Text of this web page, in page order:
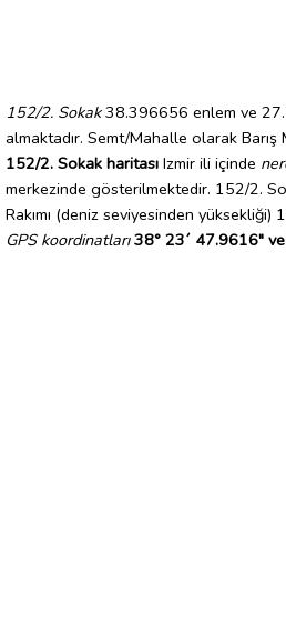
152/2. Sokak38.396656 enlem ve
almaktadır. Semt/Mahalle olarak Barış
152/2. Sokak haritası Izmir ili içinde
merkezinde gösterilmektedir. 152/2.
Rakımı (deniz seviyesinden yüksekliği)
GPS koordinatları 38° 23´ 47.9616"